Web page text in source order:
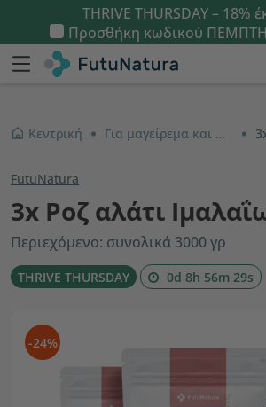
THRIVE THURSDAY – 18%
Προσθήκη κωδικού ΠΕΜΠΤΗ
Κεντρική Για μαγείρεμα και ψήσιμο
FutuNatura
3x Ροζ αλάτι
Περιεχόμενο: συνολικά 3000 γρ
THRIVE THURSDAY 0d 8h 56m 28s
-24%